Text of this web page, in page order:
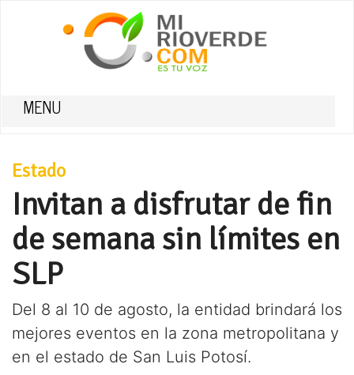
MENU
Estado
Invitan a disfrutar de fin
de semana sin límites en
SLP
Del 8 al 10 de agosto, la entidad brindará los
mejores eventos en la zona metropolitana y
en el estado de San Luis Potosí.